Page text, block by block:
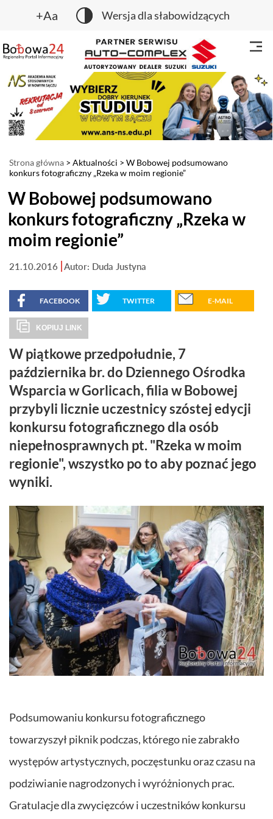
+Aa Wersja dla słabowidzących
Strona główna > Aktualności > W Bobowej podsumowano
konkurs fotograficzny „Rzeka w moim regionie”
W Bobowej podsumowano
konkurs fotograficzny „Rzeka w
moim regionie”
21.10.2016 Autor: Duda Justyna
FACEBOOK TWITTER E-MAIL
KOPIUJ LINK
W piątkowe przedpołudnie, 7
października br. do Dziennego Ośrodka
Wsparcia w Gorlicach, filia w Bobowej
przybyli licznie uczestnicy szóstej edycji
konkursu fotograficznego dla osób
niepełnosprawnych pt. "Rzeka w moim
regionie", wszystko po to aby poznać jego
wyniki.
Podsumowaniu konkursu fotograficznego
towarzyszył piknik podczas, którego nie zabrakło
występów artystycznych, poczęstunku oraz czasu na
podziwianie nagrodzonych i wyróżnionych prac.
Gratulacje dla zwycięzców i uczestników konkursu